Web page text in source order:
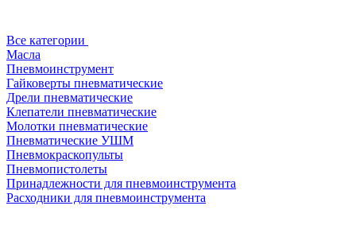
Все категории
Масла
Пневмоинструмент
Гайковерты пневматические
Дрели пневматические
Клепатели пневматические
Молотки пневматические
Пневматические УШМ
Пневмокраскопульты
Пневмопистолеты
Принадлежности для пневмоинструмента
Расходники для пневмоинструмента